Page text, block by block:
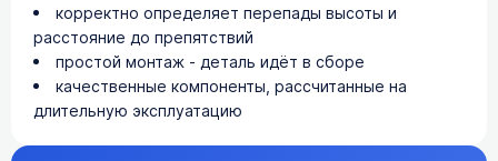
корректно определяет перепады высоты и
расстояние до препятствий
простой монтаж - деталь идёт в сборе
качественные компоненты, рассчитанные на
длительную эксплуатацию